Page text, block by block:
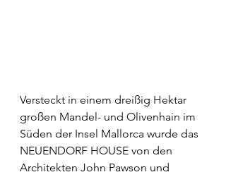
Versteckt in einem dreißig Hektar
großen Mandel- und Olivenhain im
Süden der Insel Mallorca wurde das
NEUENDORF HOUSE von den
Architekten John Pawson und